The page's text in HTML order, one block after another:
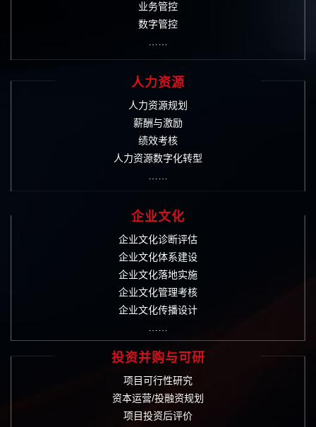
业务管控
数字管控
人力资源
人力资源规划
薪酬与激励
绩效考核
人力资源数字化转型
企业文化
企业文化诊断评估
企业文化体系建设
企业文化落地实施
企业文化管理考核
企业文化传播设计
投资并购与可研
项目可行性研究
资本运营/投融资规划
项目投资后评价